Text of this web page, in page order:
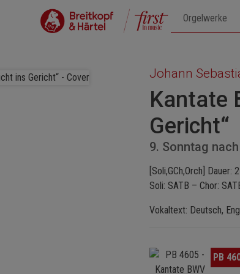
Johann
Kantate
Gericht“
9. Sonntag
[Soli,GCh,Orch] Dauer:
Soli: SATB – Chor:
Vokaltext: Deutsch,
Bildergalerie PB